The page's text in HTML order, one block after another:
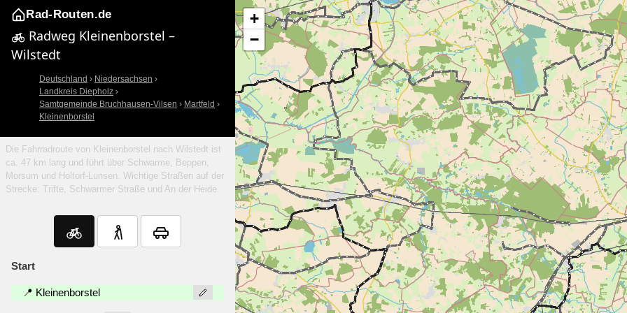
Rad-Routen.de
Radweg Kleinenborstel –
Wilstedt
Deutschland › Niedersachsen ›
Landkreis Diepholz ›
Samtgemeinde Bruchhausen-Vilsen › Martfeld ›
Kleinenborstel
Die Fahrradroute von Kleinenborstel nach Wilstedt ist
ca. 47 km lang und führt über Schwarme, Beppen,
Morsum und Holtorf-Lunsen. Wichtige Straßen auf der
Strecke: Trifte, Schwarmer Straße und An der Heide.
Start
📍 Kleinenborstel
+
−